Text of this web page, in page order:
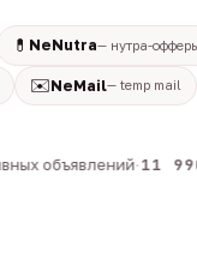
💊 NeNutra— нутра-
✉️NeMail— temp mail
объявлений·11 990